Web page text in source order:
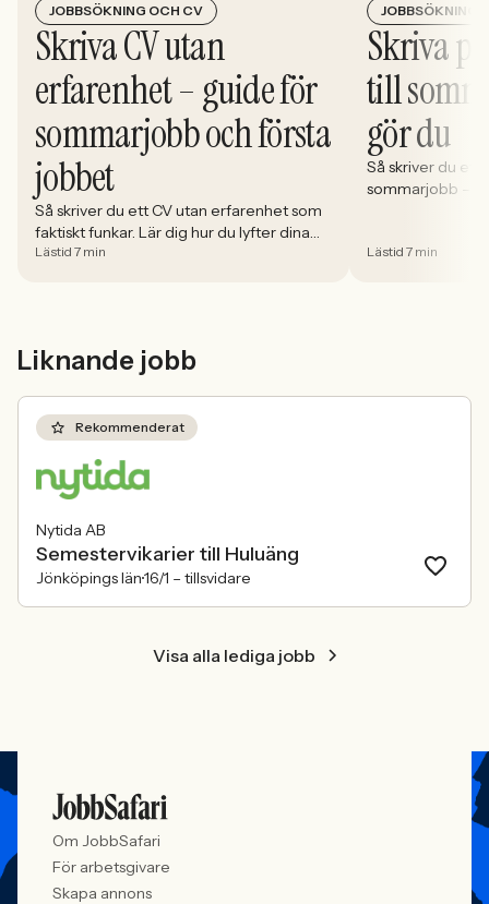
JOBBSÖKNING OCH CV
Skriva CV utan
erfarenhet – guide för
sommarjobb och första
jobbet
Så skriver du ett CV utan erfarenhet som
faktiskt funkar. Lär dig hur du lyfter dina
styrkor, strukturerar rätt och omvandlar
Lästid 7 min
JOBBSÖKNING
Skriva
till
gör du
Så skriver du ett
sommarjobb –
chanser.
Lästid 7 min
Liknande jobb
Rekommenderat
Nytida AB
Semestervikarier till Huluäng
Jönköpings län16/1 – tillsvidare
Visa alla lediga jobb
Om JobbSafari
För arbetsgivare
Skapa annons